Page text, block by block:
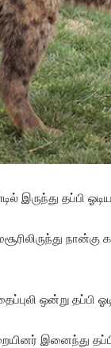
தப்பி ஓடிய
ஒன்று தப்பி
இனைந்து தப்பி